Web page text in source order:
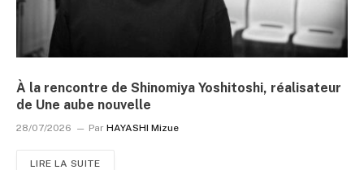
À la rencontre de Shinomiya Yoshitoshi, réalisateur
de Une aube nouvelle
28/07/2026 Par HAYASHI Mizue
LIRE LA SUITE